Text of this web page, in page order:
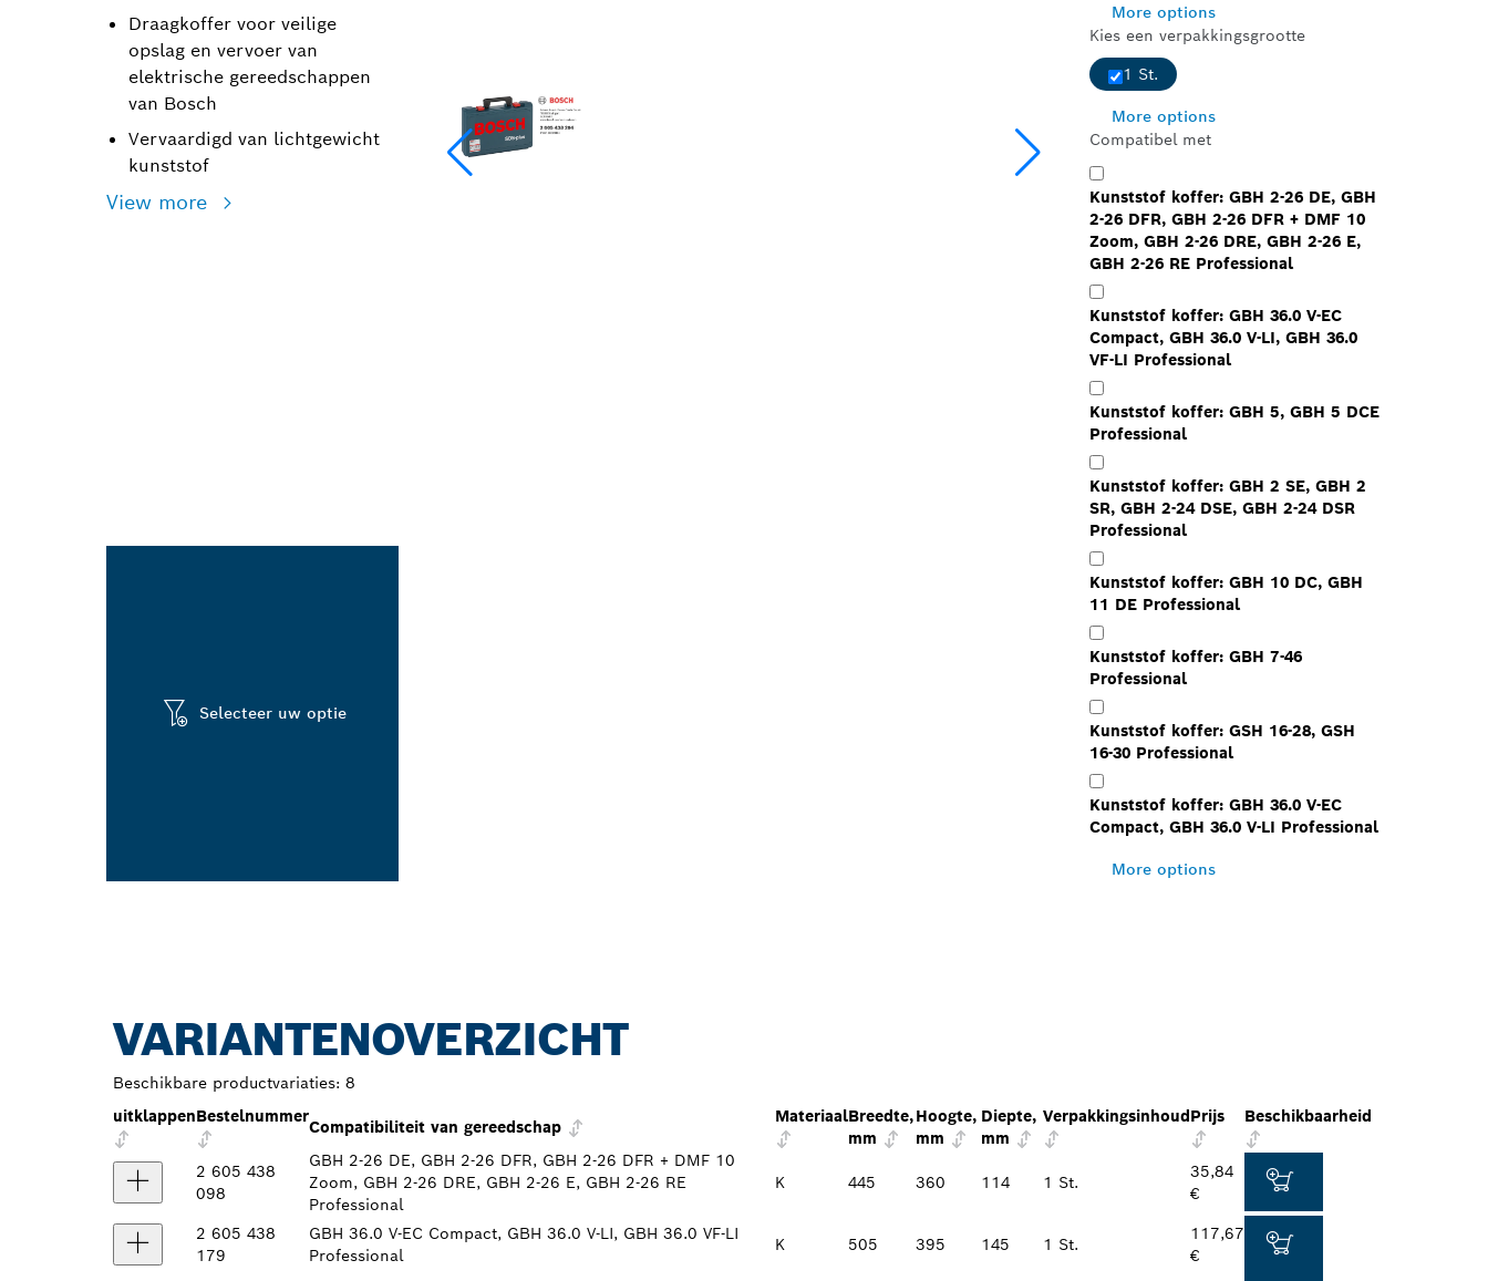
Draagkoffer voor veilige
opslag en vervoer van
elektrische gereedschappen
van Bosch
Vervaardigd van lichtgewicht
kunststof
View more
Selecteer uw optie
More options
Kies een verpakkingsgrootte
1 St.
More options
Compatibel met
Kunststof koffer: GBH 2-26 DE, GBH
2-26 DFR, GBH 2-26 DFR + DMF 10
Zoom, GBH 2-26 DRE, GBH 2-26 E,
GBH 2-26 RE Professional
Kunststof koffer: GBH 36.0 V-EC
Compact, GBH 36.0 V-LI, GBH 36.0
VF-LI Professional
Kunststof koffer: GBH 5, GBH 5 DCE
Professional
Kunststof koffer: GBH 2 SE, GBH 2
SR, GBH 2-24 DSE, GBH 2-24 DSR
Professional
Kunststof koffer: GBH 10 DC, GBH
11 DE Professional
Kunststof koffer: GBH 7-46
Professional
Kunststof koffer: GSH 16-28, GSH
16-30 Professional
Kunststof koffer: GBH 36.0 V-EC
Compact, GBH 36.0 V-LI Professional
More options
VARIANTENOVERZICHT
Beschikbare productvariaties: 8
uitklappenBestelnummer
Compatibiliteit van gereedschap
MateriaalBreedte,
mm
Hoogte,
mm
Diepte,
mm
VerpakkingsinhoudPrijs Beschikbaarheid
2 605 438
098
GBH 2-26 DE, GBH 2-26 DFR, GBH 2-26 DFR + DMF 10
Zoom, GBH 2-26 DRE, GBH 2-26 E, GBH 2-26 RE
Professional
K 445 360 114 1 St.
35,84
€
2 605 438
179
GBH 36.0 V-EC Compact, GBH 36.0 V-LI, GBH 36.0 VF-LI
Professional
K 505 395 145 1 St.
117,67
€